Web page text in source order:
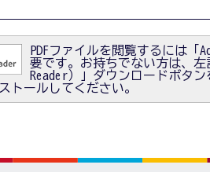
PDFファイルを閲覧するには「
要です。お持ちでない方は、左
Reader）」ダウンロードボタ
トールしてください。